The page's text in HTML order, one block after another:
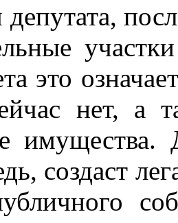
это
нет, а
создаст